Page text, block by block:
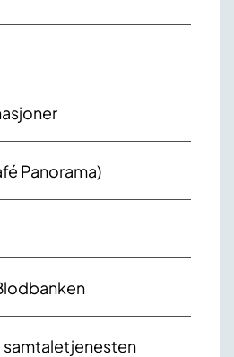
Panorama)